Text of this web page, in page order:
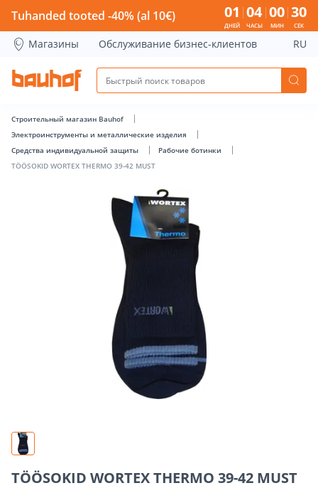
TÖÖSOKID WORTEX THERMO 39-42 MUST - Bauhof has
Tuhanded tooted -40% (al 10€) 01
ДНЕЙ
04
ЧАСЫ
00
МИН
30
СЕК
Магазины Обслуживание бизнес-клиентов RU
Строительный магазин Bauhof
Электроинструменты и металлические изделия
Средства индивидуальной защиты
Рабочие ботинки
TÖÖSOKID WORTEX THERMO 39-42 MUST
TÖÖSOKID WORTEX THERMO 39-42 MUST